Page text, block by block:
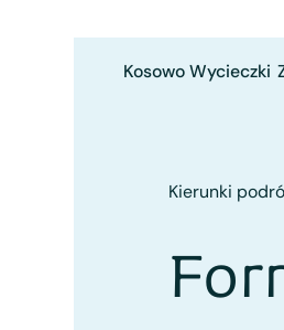
Kosowo Wycieczki
Kierunki